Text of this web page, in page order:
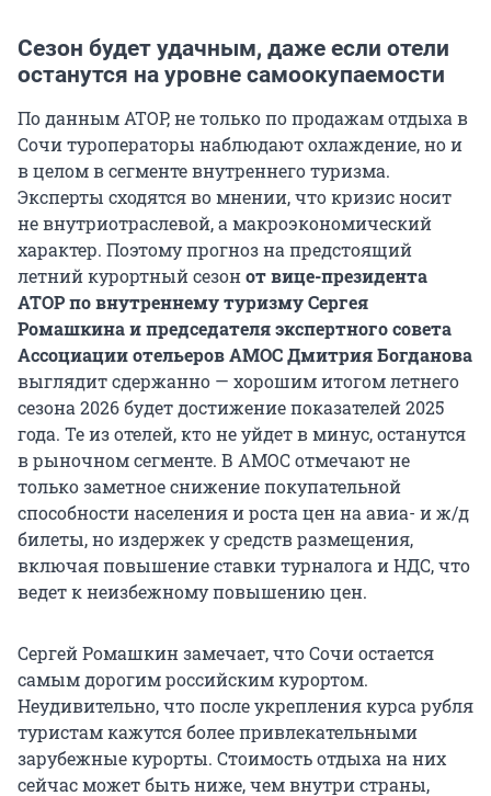
Сезон будет удачным, даже если отели
останутся на уровне самоокупаемости
По данным АТОР, не только по продажам отдыха в
Сочи туроператоры наблюдают охлаждение, но и
в целом в сегменте внутреннего туризма.
Эксперты сходятся во мнении, что кризис носит
не внутриотраслевой, а макроэкономический
характер. Поэтому прогноз на предстоящий
летний курортный сезонот вице-президента
АТОР по внутреннему туризму Сергея
Ромашкина и председателя экспертного совета
Ассоциации отельеров АМОС Дмитрия Богданова
выглядит сдержанно — хорошим итогом летнего
сезона 2026 будет достижение показателей 2025
года. Те из отелей, кто не уйдет в минус, останутся
в рыночном сегменте. В АМОС отмечают не
только заметное снижение покупательной
способности населения и роста цен на авиа- и ж/д
билеты, но издержек у средств размещения,
включая повышение ставки турналога и НДС, что
ведет к неизбежному повышению цен.
Сергей Ромашкин замечает, что Сочи остается
самым дорогим российским курортом.
Неудивительно, что после укрепления курса рубля
туристам кажутся более привлекательными
зарубежные курорты. Стоимость отдыха на них
сейчас может быть ниже, чем внутри страны,